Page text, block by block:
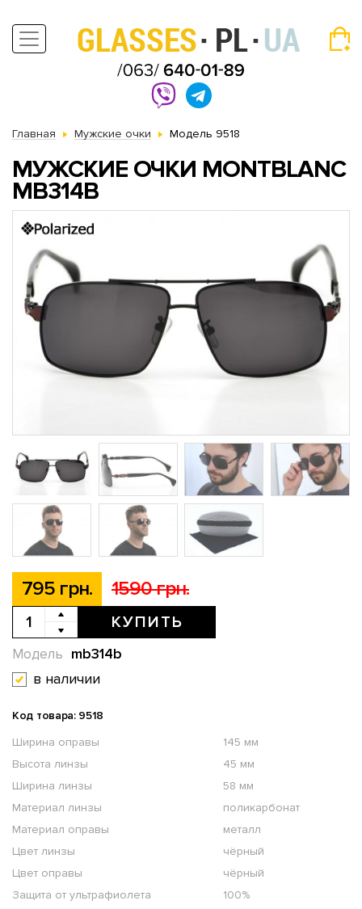
Главная Мужские очки Модель 9518
МУЖСКИЕ ОЧКИ MONTBLANC
MB314B
795 грн. 1590 грн.
КУПИТЬ
mb314b
Модель
в наличии
Код товара: 9518
Ширина оправы
145 мм
Высота линзы
45 мм
Ширина линзы
58 мм
Материал линзы
поликарбонат
Материал оправы
металл
Цвет линзы
чёрный
Цвет оправы
чёрный
Защита от ультрафиолета
100%